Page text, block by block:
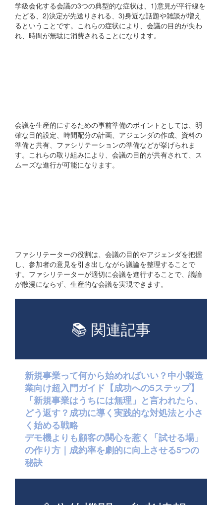
学級会化する会議の3つの典型的な症状は、1)意見が平行線を
たどる、2)決定が先送りされる、3)身近な話題や雑談が増え
るということです。これらの症状により、会議の目的が失わ
れ、時間が無駄に消費されることになります。
会議を生産的にするための事前準備のポイントとしては、明
確な目的設定、時間配分の計画、アジェンダの作成、資料の
準備と共有、ファシリテーションの準備などが挙げられま
す。これらの取り組みにより、会議の目的が共有されて、ス
ムーズな進行が可能になります。
ファシリテーターの役割は、会議の目的やアジェンダを把握
し、参加者の意見を引き出しながら議論を整理することで
す。ファシリテーターが適切に会議を進行することで、議論
が散漫にならず、生産的な会議を実現できます。
📚 関連記事
新規事業って何から始めればいい？中小製造
業向け超入門ガイド【成功への5ステップ】
「新規事業はうちには無理」と言われたら、
どう返す？成功に導く実践的な対処法と小さ
く始める戦略
デモ機よりも顧客の関心を惹く「試せる場」
の作り方｜成約率を劇的に向上させる5つの
秘訣